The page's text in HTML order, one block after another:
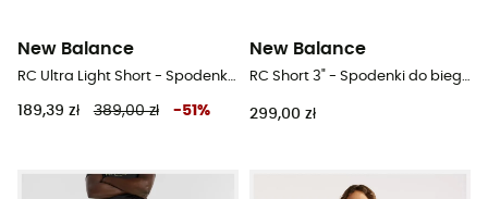
New Balance
189,39 zł 389,00 zł -51 %
New Balance
299,00 zł